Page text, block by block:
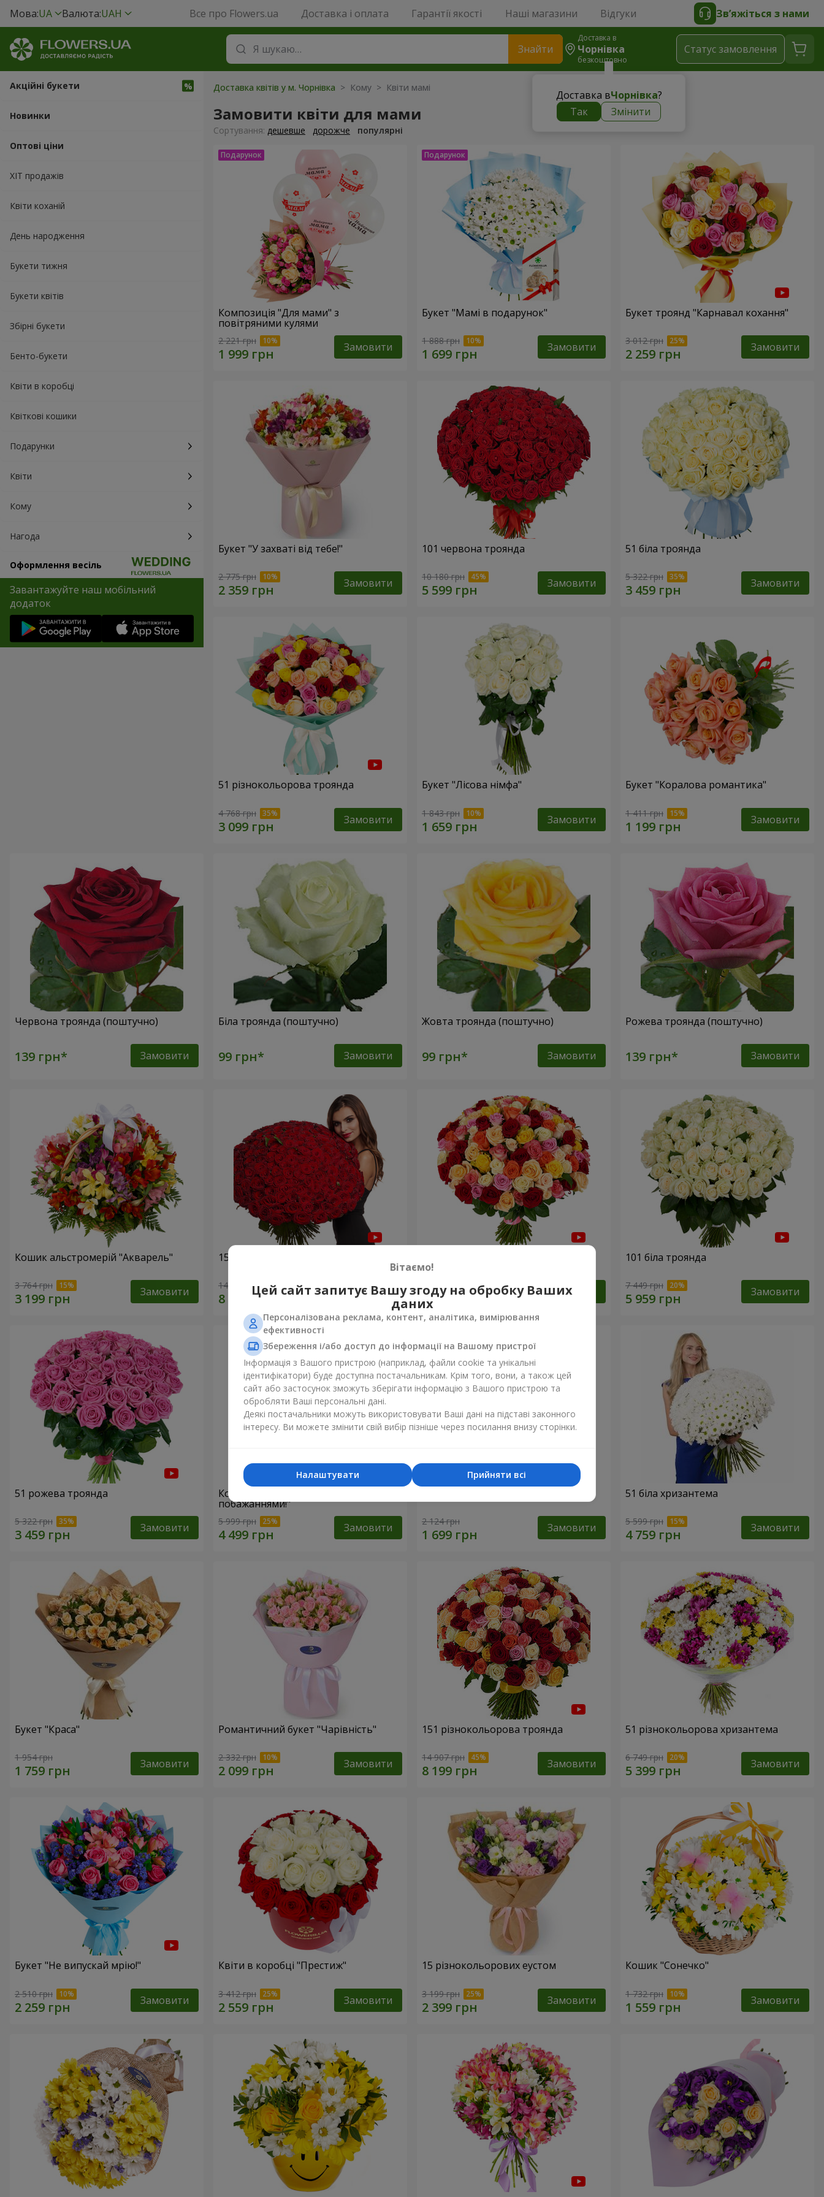
Мова:UA Валюта:UAH Все про Flowers.ua Доставка і оплата Гарантії якості Наші магазини Відгуки Зв’яжіться з нами
Знайти
Доставка в
Чорнівка
безкоштовно
Доставка вЧорнівка?
Так
Змінити
Статус замовлення
Акційні букети
Новинки
Оптові ціни
ХІТ продажів
Квіти коханій
День народження
Букети тижня
Букети квітів
Збірні букети
Бенто-букети
Квіти в коробці
Квіткові кошики
Подарунки
Квіти
Кому
Нагода
Оформлення весіль
Завантажуйте наш мобільний
додаток
Доставка квітів у м. Чорнівка > Кому > Квіти мамі
Замовити квіти для мами
Сортування: дешевше дорожче популярні
Композиція "Для мами" з
повітряними кулями
2 221 грн Замовити
Букет "Мамі в подарунок"
1 888 грн Замовити
Букет троянд "Карнавал кохання"
3 012 грн Замовити
Букет "У захваті від тебе!"
2 775 грн Замовити
101 червона троянда
10 180 грн Замовити
51 біла троянда
5 322 грн Замовити
51 різнокольорова троянда
4 768 грн Замовити
Букет "Лісова німфа"
1 843 грн Замовити
Букет "Коралова романтика"
1 411 грн Замовити
Червона троянда (поштучно)
Замовити
Біла троянда (поштучно)
Замовити
Жовта троянда (поштучно)
Замовити
Рожева троянда (поштучно)
Замовити
Кошик альстромерій "Акварель"
3 764 грн Замовити
151 червона троянда
14 907 грн Замовити 8 614 грн Замовити
101 біла троянда
7 449 грн Замовити
51 рожева троянда
5 322 грн Замовити
Кошик "З найкращими
побажаннями!"
5 999 грн Замовити 2 124 грн Замовити
51 біла хризантема
5 599 грн Замовити
Букет "Краса"
1 954 грн Замовити
Романтичний букет "Чарівність"
2 332 грн Замовити
151 різнокольорова троянда
14 907 грн Замовити
51 різнокольорова хризантема
6 749 грн Замовити
Букет "Не випускай мрію!"
2 510 грн Замовити
Квіти в коробці "Престиж"
3 412 грн Замовити
15 різнокольорових еустом
3 199 грн Замовити
Кошик "Сонечко"
1 732 грн Замовити
Вітаємо!
Цей сайт запитує Вашу згоду на обробку Ваших
даних
Персоналізована реклама, контент, аналітика, вимірювання
ефективності
Збереження і/або доступ до інформації на Вашому пристрої
Інформація з Вашого пристрою (наприклад, файли cookie та унікальні
ідентифікатори) буде доступна постачальникам. Крім того, вони, а також цей
сайт або застосунок зможуть зберігати інформацію з Вашого пристрою та
обробляти Ваші персональні дані.
Деякі постачальники можуть використовувати Ваші дані на підставі законного
інтересу. Ви можете змінити свій вибір пізніше через посилання внизу сторінки.
Прийняти всі
Налаштувати